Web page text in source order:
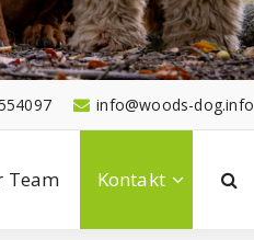
info@woods-dog.info
Team Kontakt